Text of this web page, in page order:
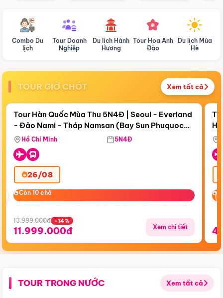
Combo Du
lịch
Tour Doanh
Nghiệp
Du lịch Hành
Hương
Tour Hoa Anh
Đào
Du lịch Mùa
Hè
TOUR GIỜ CHÓT Xem tất cả
Còn19 ngày 06:25:20
Điểm nổi bật
Tour Hàn Quốc Mùa Thu 5N4Đ | Seoul - Everland
- Đảo Nami - Tháp Namsan (Bay Sun Phuquoc
Airways)
Hồ Chí Minh 5N4Đ
26/08
Còn 10 chỗ
Còn 10 chỗ
13.999.000đ -14%
11.999.000đ Xem chi tiết
TOUR TRONG NƯỚC Xem tất cả
Điểm nổi bật